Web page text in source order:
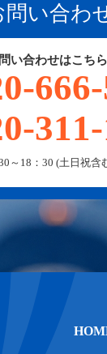
い合わ
い合わせはこちら
～18：30 (土日祝含